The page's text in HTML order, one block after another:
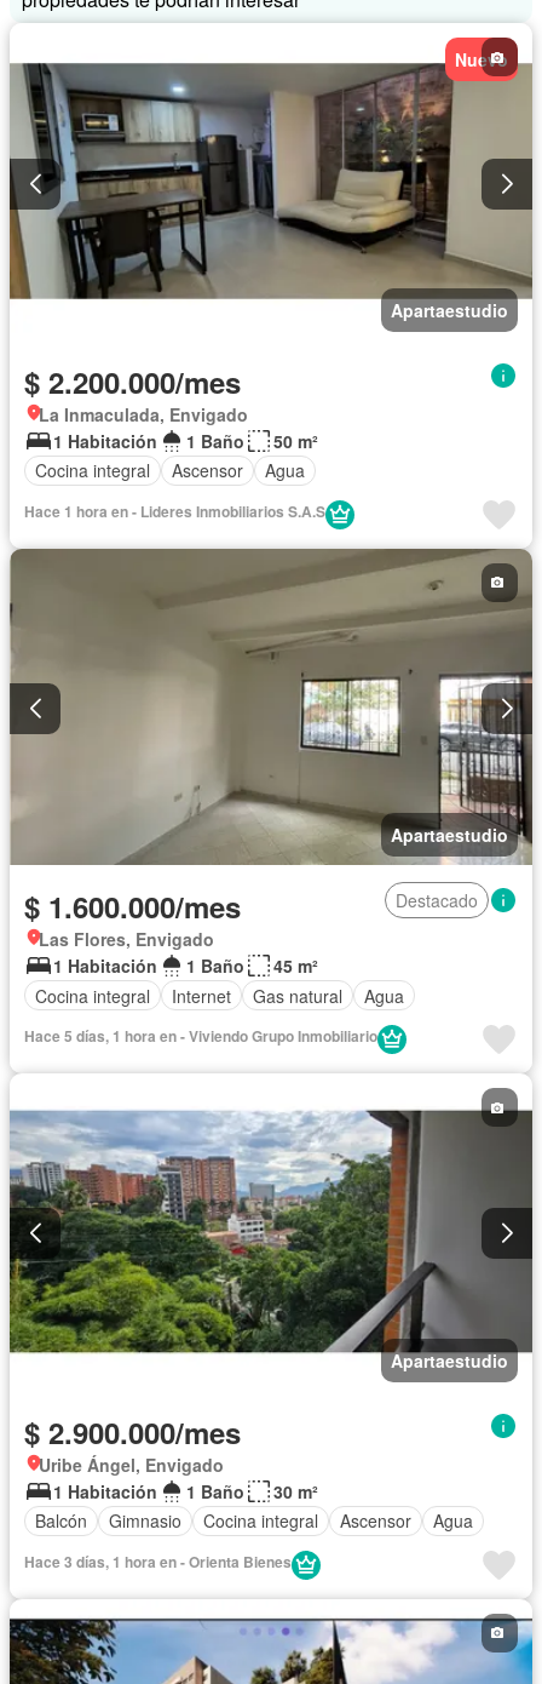
Nuevo
Apartaestudio
$ 2.200.000/mes
La Inmaculada, Envigado
1 Habitación
1 Baño
50 m²
Cocina integral
Ascensor Agua
Hace 1 hora en - Lideres Inmobiliarios S.A.S
Apartaestudio
$ 1.600.000/mes
Destacado
Las Flores, Envigado
1 Habitación
1 Baño
45 m²
Cocina integral
Internet Gas natural Agua
Hace 5 días, 1 hora en - Viviendo Grupo Inmobiliario
Apartaestudio
$ 2.900.000/mes
Uribe Ángel, Envigado
1 Habitación
1 Baño
30 m²
Balcón
Gimnasio Cocina integral Ascensor Agua
Hace 3 días, 1 hora en - Orienta Bienes